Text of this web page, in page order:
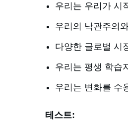
우리는 우리가 시
우리의 낙관주의
다양한 글로벌 시
우리는 평생 학습
우리는 변화를 수
테스트: